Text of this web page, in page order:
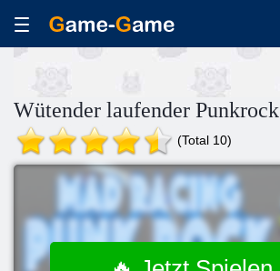
Wütender laufender Punkrock
(Total 10)